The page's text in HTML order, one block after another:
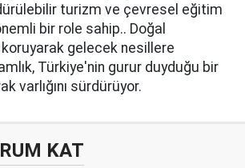
turizm ve çevresel eğitim
bir role sahip.. Doğal
gelecek nesillere
Türkiye'nin gurur duyduğu bir
varlığını sürdürüyor.
KAT